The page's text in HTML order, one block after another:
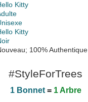
Kitty
Kitty
100% Authentique
#StyleForTrees
1 Bonnet= 1 Arbre